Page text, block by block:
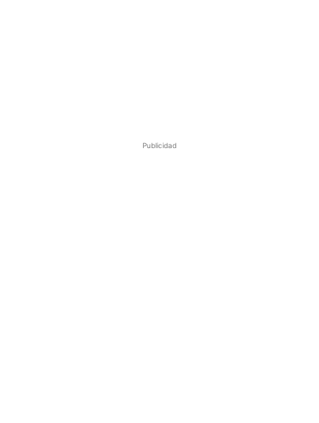
Publicidad